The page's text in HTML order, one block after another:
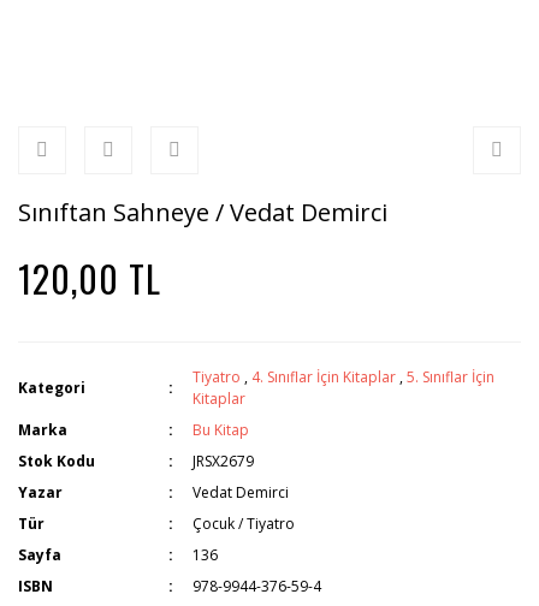
Sınıftan Sahneye / Vedat Demirci
120,00 TL
Kategori
Tiyatro , 4. Sınıflar İçin Kitaplar ,5. Sınıflar İçin
Kitaplar
Marka
Bu Kitap
Stok Kodu
JRSX2679
Yazar
Vedat Demirci
Tür
Çocuk / Tiyatro
Sayfa
136
ISBN
978-9944-376-59-4